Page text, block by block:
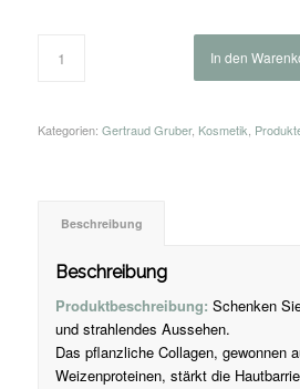
In den
Kategorien: Gertraud Gruber, Kosmetik
Beschreibung
Beschreibung
Produktbeschreibung: Schenken
und strahlendes Aussehen.
Das pflanzliche Collagen, gewonnen
Weizenproteinen, stärkt die